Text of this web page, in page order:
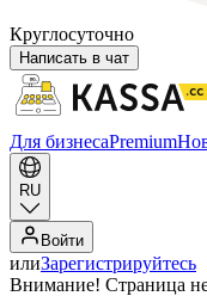
Круглосуточно
Написать в чат
Для бизнесаPremium
RU
Войти
илиЗарегистрируйтесь
Внимание! Страница